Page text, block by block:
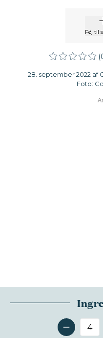
Føj til
28. september 2022 af
Foto: